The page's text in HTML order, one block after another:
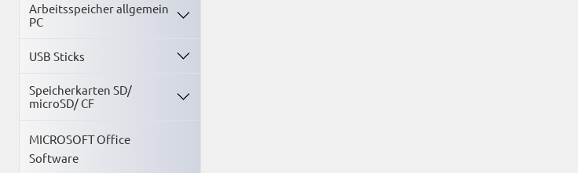
Arbeitsspeicher allgemein
PC
USB Sticks
Speicherkarten SD/
microSD/ CF
MICROSOFT Office
Software